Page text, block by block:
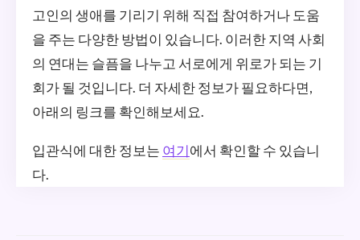
고인의 생애를 기리기 위해 직접 참여하거나 도움
을 주는 다양한 방법이 있습니다. 이러한 지역 사회
의 연대는 슬픔을 나누고 서로에게 위로가 되는 기
회가 될 것입니다. 더 자세한 정보가 필요하다면,
아래의 링크를 확인해보세요.
입관식에 대한 정보는 여기에서 확인할 수 있습니
다.